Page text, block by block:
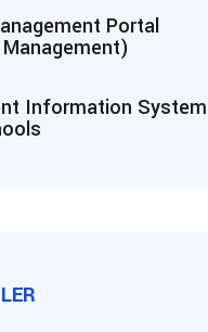
Portal
Information System